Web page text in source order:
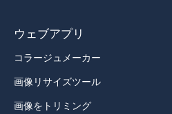
ウェブアプリ
コラージュメーカー
画像リサイズツール
画像をトリミング